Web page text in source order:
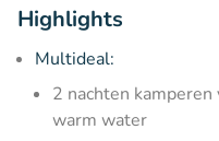
Highlights
Multideal:
2 nachten
warm water